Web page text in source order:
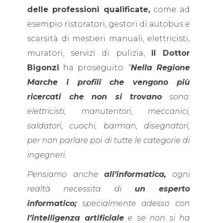
delle professioni qualificate,come ad
esempio ristoratori, gestori di autobus e
scarsità di mestieri manuali, elettricisti,
muratori, servizi di pulizia, il Dottor
Bigonzi ha proseguito: “Nella Regione
Marche i profili che vengono più
ricercati che non si trovano sono:
elettricisti, manutentori, meccanici,
saldatori, cuochi, barman, disegnatori,
per non parlare poi di tutte le categorie di
ingegneri.
Pensiamo ancheall’informatica, ogni
realtà necessita di un esperto
informatico;specialmente adesso con
l’intelligenza artificialee se non si ha